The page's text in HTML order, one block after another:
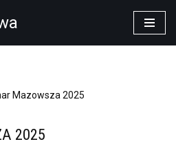
Mazowsza 2025
2025